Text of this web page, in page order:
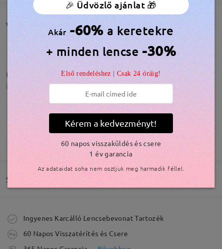
Modellinformáció
Vásárlói vélemények(804)
(❀´ ˘ `❀)
by Víctor on Aug 7 , 2026
Fall in love with this new glasses
by Ailyn Lizarraga on Aug 4 , 2026
TOVÁBBIAK MEGJELENÍTÉSE
Szállítás
Megrendelés leadva
feldolgozási idő
Ingyenes Karcálló Lencsebevonat Tartozék
60 Napos Visszatérítés és Csere
🎉 Üdvözlő ajánlat 🎁
Akár -60% a keretekre
+ minden lencse -30%
Első rendeléshez | Csak 24 óráig!
Kérem a kedvezményt!
60 napos visszaküldés és csere
1 év garancia
Az adataidat soha nem osztjuk meg harmadik féllel.